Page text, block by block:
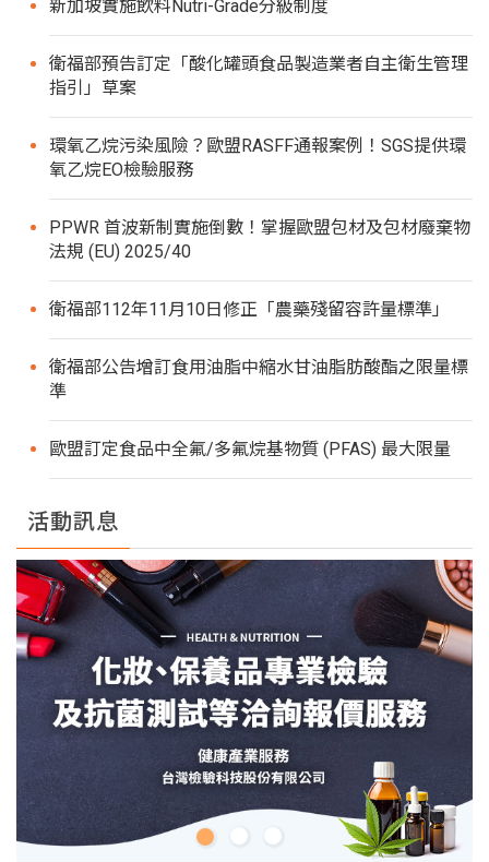
新加坡實施飲料Nutri-Grade分級制度
衛福部預告訂定「酸化罐頭食品製造業者自主衛生管理
指引」草案
環氧乙烷污染風險？歐盟RASFF通報案例！SGS提供環
氧乙烷EO檢驗服務
PPWR 首波新制實施倒數！掌握歐盟包材及包材廢棄物
法規 (EU) 2025/40
衛福部112年11月10日修正「農藥殘留容許量標準」
衛福部公告增訂食用油脂中縮水甘油脂肪酸酯之限量標
準
歐盟訂定食品中全氟/多氟烷基物質 (PFAS) 最大限量
活動訊息